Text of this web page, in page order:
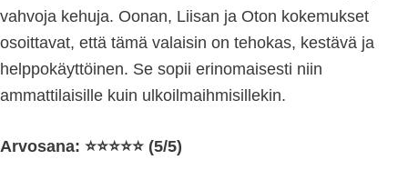
vahvoja kehuja. Oonan, Liisan ja Oton kokemukset
osoittavat, että tämä valaisin on tehokas, kestävä ja
helppokäyttöinen. Se sopii erinomaisesti niin
ammattilaisille kuin ulkoilmaihmisillekin.
Arvosana: ⭐⭐⭐⭐⭐ (5/5)